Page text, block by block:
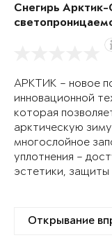
Снегирь
АРКТИК – новое
инновационной
которая
арктическую
многослойное
уплотнения –
эстетики,